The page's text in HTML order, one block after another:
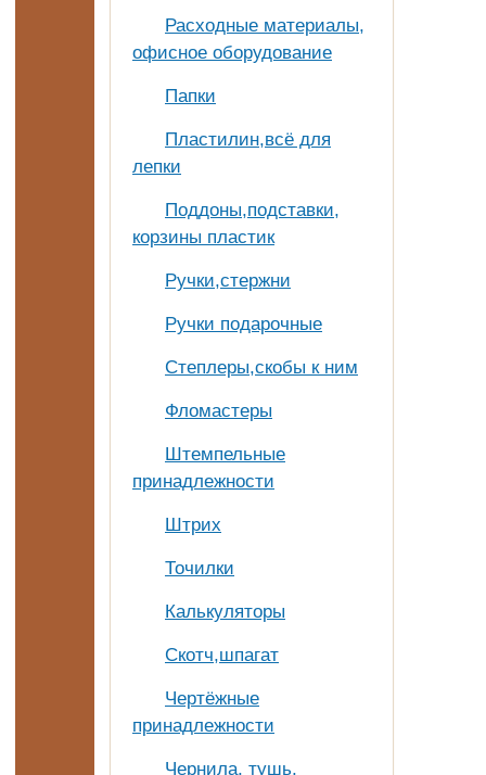
Расходные материалы,
офисное оборудование
Папки
Пластилин,всё для
лепки
Поддоны,подставки,
корзины пластик
Ручки,стержни
Ручки подарочные
Степлеры,скобы к ним
Фломастеры
Штемпельные
принадлежности
Штрих
Точилки
Калькуляторы
Скотч,шпагат
Чертёжные
принадлежности
Чернила, тушь,